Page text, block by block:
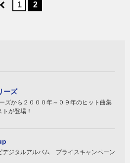
1 2
ーズ
ズから２０００年～０９年のヒット曲集
が登場！
デジタルアルバム プライスキャンペーン